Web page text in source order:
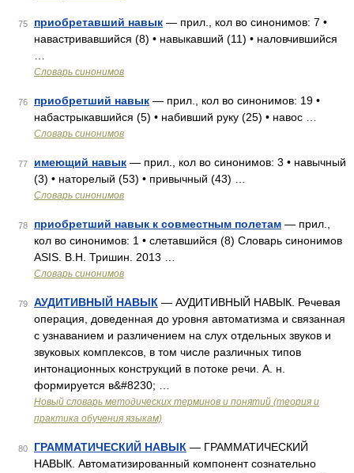
75 приобретавший навык — прил., кол во синонимов: 7 •
навастривавшийся (8) • навыкавший (11) • наловчившийся
Словарь синонимов
76 приобретший навык — прил., кол во синонимов: 19 •
набастрыкавшийся (5) • набивший руку (25) • навос …
Словарь синонимов
77 имеющий навык — прил., кол во синонимов: 3 • навычный
(3) • наторелый (53) • привычный (43) …
Словарь синонимов
78 приобретший навык к совместным полетам — прил.,
кол во синонимов: 1 • слетавшийся (8) Словарь синонимов
ASIS. В.Н. Тришин. 2013 …
Словарь синонимов
79 АУДИТИВНЫЙ НАВЫК — АУДИТИВНЫЙ НАВЫК. Речевая
операция, доведенная до уровня автоматизма и связанная
с узнаванием и различением на слух отдельных звуков и
звуковых комплексов, в том числе различных типов
интонационных конструкций в потоке речи. А. н.
формируется в&#8230; …
Новый словарь методических терминов и понятий (теория и
практика обучения языкам)
80 ГРАММАТИЧЕСКИЙ НАВЫК — ГРАММАТИЧЕСКИЙ
НАВЫК. Автоматизированный компонент сознательно